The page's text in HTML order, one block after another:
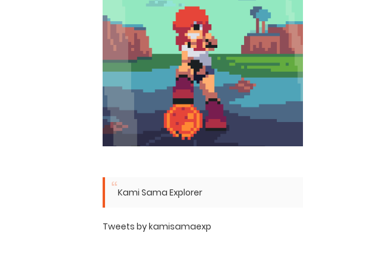
Kami Sama Explorer
Tweets by kamisamaexp